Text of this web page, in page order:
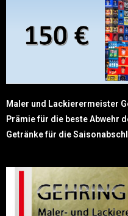
Maler und Lackierermeister
Prämie für die beste Abwehr
Getränke für die